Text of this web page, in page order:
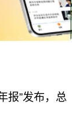
报”发布，总